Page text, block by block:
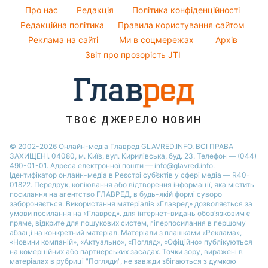
Новини Рівного
Новини Одеси
Новини Запоріжжя
Новини моди
Поради від Андре Тана
Усе про сало
Прибирання
Авто
Про нас Редакція
Політика конфіденційності
Редакційна політика
Правила користування сайтом
Реклама на сайті
Ми в соцмережах
Архів
Звіт про прозорість JTI
ТВОЄ ДЖЕРЕЛО НОВИН
© 2002-2026 Онлайн-медіа Главред GLAVRED.INFO. ВСІ ПРАВА
ЗАХИЩЕНІ. 04080, м. Київ, вул. Кирилівська, буд. 23. Телефон — (044)
490-01-01. Адреса електронної пошти — info@glavred.info.
Ідентифікатор онлайн-медіа в Реєстрі суб’єктів у сфері медіа — R40-
01822. Передрук, копіювання або відтворення інформації, яка містить
посилання на агентство ГЛАВРЕД, в будь-якій формi суворо
забороняється. Використання матеріалів «Главред» дозволяється за
умови посилання на «Главред». для інтернет-видань обов’язковим є
пряме, відкрите для пошукових систем, гіперпосилання в першому
абзаці на конкретний матеріал. Матеріали з плашками «Реклама»,
«Новини компаній», «Актуально», «Погляд», «Офіційно» публікуються
на комерційних або партнерських засадах. Точки зору, виражені в
матеріалах в рубриці "Погляди", не завжди збігаються з думкою